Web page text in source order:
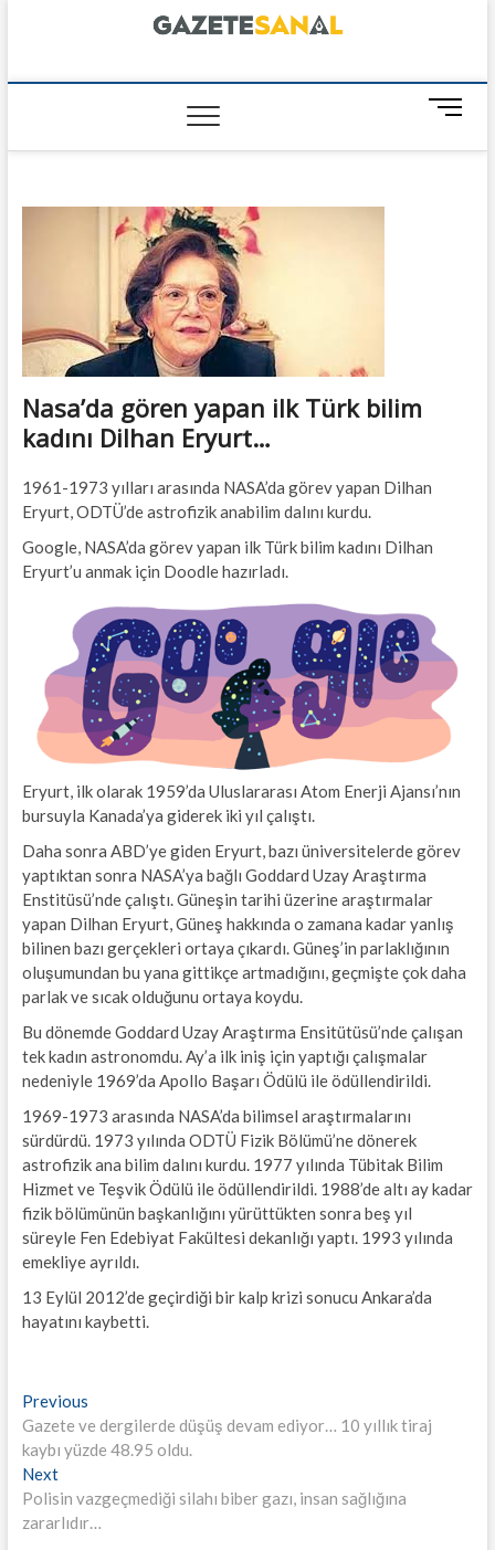
GazeteSanal
M
n
Nasa’da gören yapan ilk Türk bilim
kadını Dilhan Eryurt…
1961-1973 yılları arasında NASA’da görev yapan Dilhan
Eryurt, ODTÜ’de astrofizik anabilim dalını kurdu.
Google, NASA’da görev yapan ilk Türk bilim kadını Dilhan
Eryurt’u anmak için Doodle hazırladı.
Eryurt, ilk olarak 1959’da Uluslararası Atom Enerji Ajansı’nın
bursuyla Kanada’ya giderek iki yıl çalıştı.
Daha sonra ABD’ye giden Eryurt, bazı üniversitelerde görev
yaptıktan sonra NASA’ya bağlı Goddard Uzay Araştırma
Enstitüsü’nde çalıştı. Güneşin tarihi üzerine araştırmalar
yapan Dilhan Eryurt, Güneş hakkında o zamana kadar yanlış
bilinen bazı gerçekleri ortaya çıkardı. Güneş’in parlaklığının
oluşumundan bu yana gittikçe artmadığını, geçmişte çok daha
parlak ve sıcak olduğunu ortaya koydu.
Bu dönemde Goddard Uzay Araştırma Ensitütüsü’nde çalışan
tek kadın astronomdu. Ay’a ilk iniş için yaptığı çalışmalar
nedeniyle 1969’da Apollo Başarı Ödülü ile ödüllendirildi.
1969-1973 arasında NASA’da bilimsel araştırmalarını
sürdürdü. 1973 yılında ODTÜ Fizik Bölümü’ne dönerek
astrofizik ana bilim dalını kurdu. 1977 yılında Tübitak Bilim
Hizmet ve Teşvik Ödülü ile ödüllendirildi. 1988’de altı ay kadar
fizik bölümünün başkanlığını yürüttükten sonra beş yıl
süreyle Fen Edebiyat Fakültesi dekanlığı yaptı. 1993 yılında
emekliye ayrıldı.
13 Eylül 2012’de geçirdiği bir kalp krizi sonucu Ankara’da
hayatını kaybetti.
Yazı
gezinmesi
PreviousPrevious
post:
Gazete ve dergilerde düşüş devam ediyor… 10 yıllık tiraj
kaybı yüzde 48.95 oldu.
NextNext
post:
Polisin vazgeçmediği silahı biber gazı, insan sağlığına
zararlıdır…